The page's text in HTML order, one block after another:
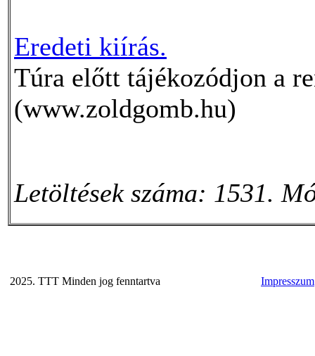
Eredeti kiírás.
Túra előtt tájékozódjon a
(www.zoldgomb.hu)
Letöltések száma: 1531.
2025. TTT Minden jog fenntartva Impresszum